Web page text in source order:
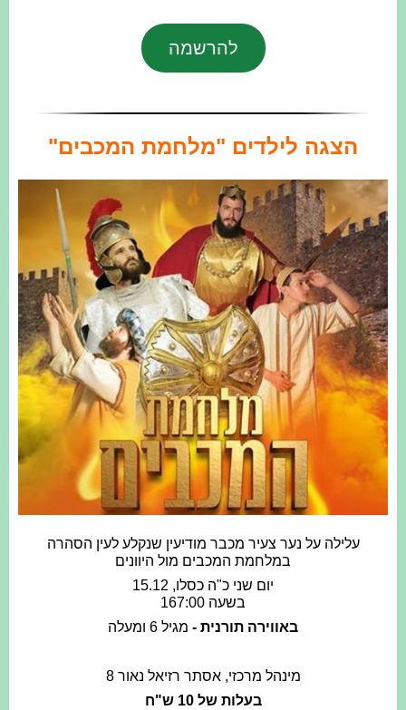
להרשמה
הצגה לילדים "מלחמת המכבים"
עלילה על נער צעיר מכבר מודיעין שנקלע לעין הסהרה
במלחמת המכבים מול היוונים
יום שני כ"ה כסלו, 15.12
בשעה 167:00
באווירה תורנית - מגיל 6 ומעלה
מינהל מרכזי, אסתר רזיאל נאור 8
בעלות של 10 ש"ח